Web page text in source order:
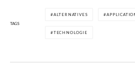
TAGS
ALTERNATIVES
TECHNOLOGIE